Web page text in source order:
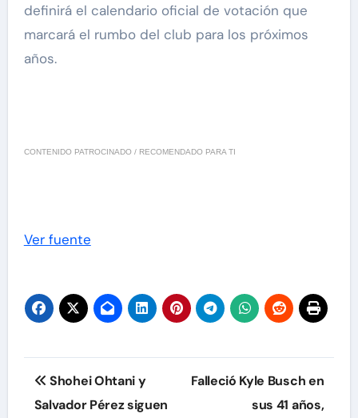
definirá el calendario oficial de votación que
marcará el rumbo del club para los próximos
años.
CONTENIDO PATROCINADO / RECOMENDADO PARA TI
Ver fuente
Navegación
de
Shohei Ohtani y
Salvador Pérez siguen
Falleció Kyle Busch en
sus 41 años,